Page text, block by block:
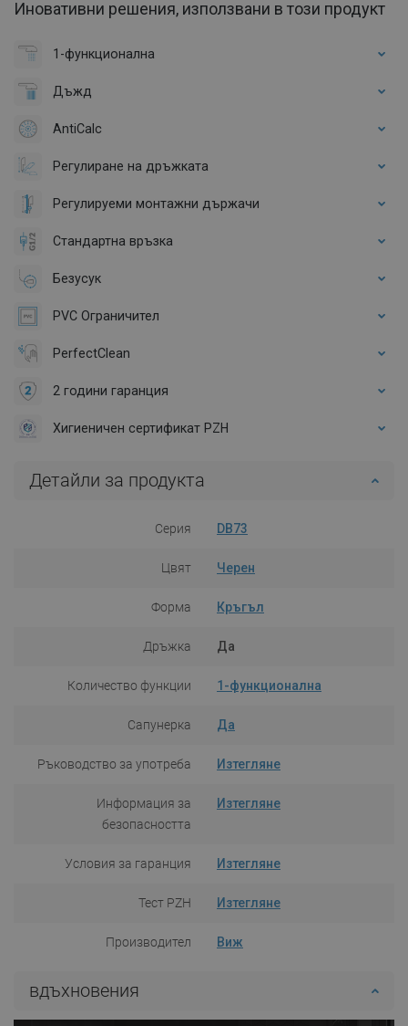
Иновативни решения, използвани в този продукт
1-функционална
Дъжд
AntiCalc
Регулиране на дръжката
Регулируеми монтажни държачи
Стандартна връзка
Безусук
PVC Ограничител
PerfectClean
2 години гаранция
Хигиеничен сертификат PZH
Детайли за продукта
Серия DB73
Цвят Черен
Форма Кръгъл
Дръжка Да
Количество функции 1-функционална
Сапунерка Да
Ръководство за употреба Изтегляне
Информация за
безопасността
Изтегляне
Условия за гаранция Изтегляне
Тест PZH Изтегляне
Производител Виж
вдъхновения